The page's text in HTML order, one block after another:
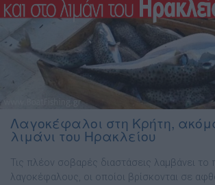
Λαγοκέφαλοι στη Κρήτη,
λιμάνι του Ηρακλείου
Τις πλέον σοβαρές διαστάσεις λαμβάνει το
λαγοκέφαλους, οι οποίοι βρίσκονται σε